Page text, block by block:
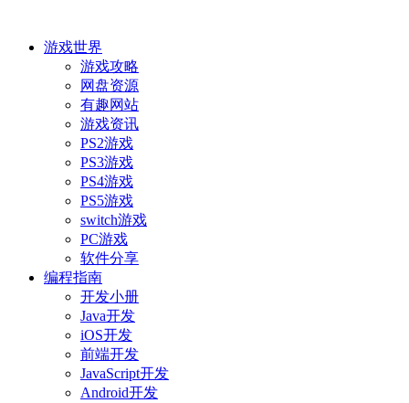
游戏世界
游戏攻略
网盘资源
有趣网站
游戏资讯
PS2游戏
PS3游戏
PS4游戏
PS5游戏
switch游戏
PC游戏
软件分享
编程指南
开发小册
Java开发
iOS开发
前端开发
JavaScript开发
Android开发